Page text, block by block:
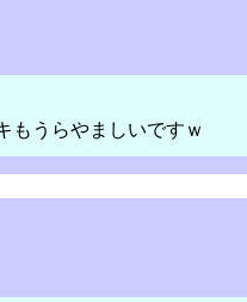
もうらやましいですｗ